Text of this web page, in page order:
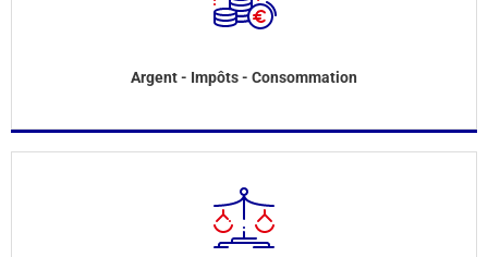
Argent - Impôts - Consommation